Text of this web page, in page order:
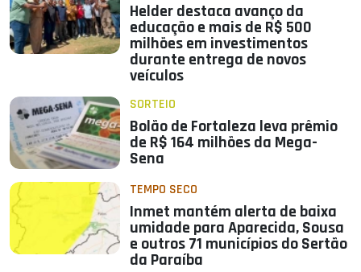
Helder destaca avanço da
educação e mais de R$ 500
milhões em investimentos
durante entrega de novos
veículos
SORTEIO
Bolão de Fortaleza leva prêmio
de R$ 164 milhões da Mega-
Sena
TEMPO SECO
Inmet mantém alerta de baixa
umidade para Aparecida, Sousa
e outros 71 municípios do Sertão
da Paraíba